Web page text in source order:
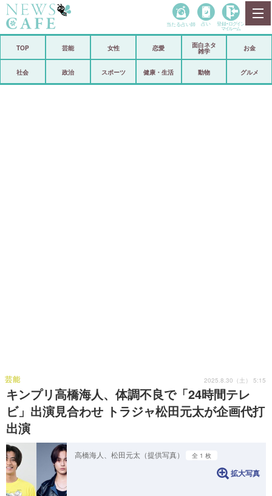
政治
当たる占い師 占い 登録• ログイン
マイルーム
TOP 芸能 女性 恋愛
面白ネタ
雑学
お金
社会 政治 スポーツ 健康・生活 動物 グルメ
キンプリ高橋海人、体調不良で「24時間テレ
ビ」出演見合わせ トラジャ松田元太が企画代打
出演
芸能 2025.8.30（土） 5:15
高橋海人、松田元太（提供写真） 全 1 枚
拡大写真